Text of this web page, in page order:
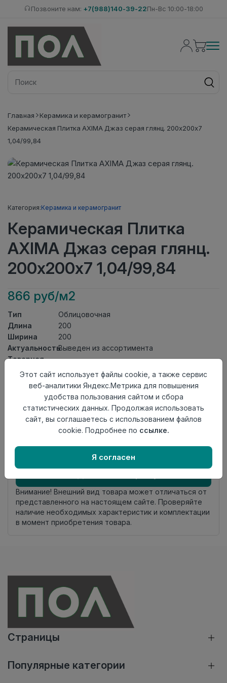
Позвоните нам: +7(988)140-39-22Пн-Вс 10:00-18:00
Главная
Керамика и керамогранит
Керамическая Плитка AXIMA Джаз серая глянц. 200х200х7
1,04/99,84
Категория:Керамика и керамогранит
Керамическая Плитка
AXIMA Джаз серая глянц.
200х200х7 1,04/99,84
866 руб/м2
Тип
Облицовочная
Длина
200
Ширина
200
АктуальностьВыведен из ассортимента
Товарная
группа
Толщина
глянцевая
происхождения
Россия
Книга с коллекциями
Внимание! Внешний вид товара может отличаться от
представленного на настоящем сайте. Проверяйте
наличие необходимых характеристик и комплектации
в момент приобретения товара.
Страницы
Популярные категории
Этот сайт использует файлы cookie, а также сервис
веб-аналитики Яндекс.Метрика для повышения
удобства пользования сайтом и сбора
статистических данных. Продолжая использовать
сайт, вы соглашаетесь с использованием файлов
cookie. Подробнее по ссылке.
Я согласен